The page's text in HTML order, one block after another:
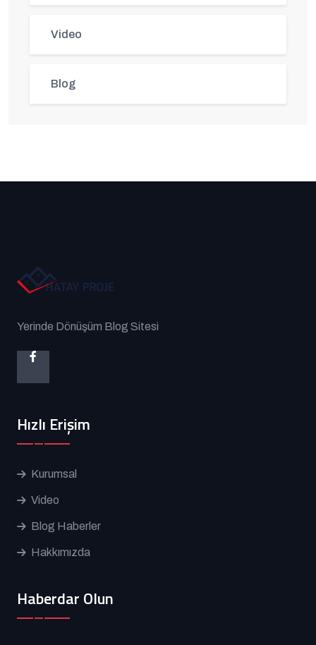
Video
Blog
Yerinde Dönüşüm Blog Sitesi
Hızlı Erişim
Kurumsal
Video
Blog Haberler
Hakkımızda
Haberdar Olun